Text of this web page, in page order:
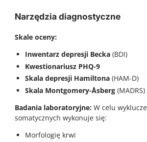
Narzędzia diagnostyczne
Skale oceny:
Inwentarz depresji Becka (BDI)
Kwestionariusz PHQ-9
Skala depresji Hamiltona (HAM-D)
Skala Montgomery-Åsberg (MADRS)
Badania laboratoryjne: W celu
somatycznych wykonuje się:
Morfologię krwi